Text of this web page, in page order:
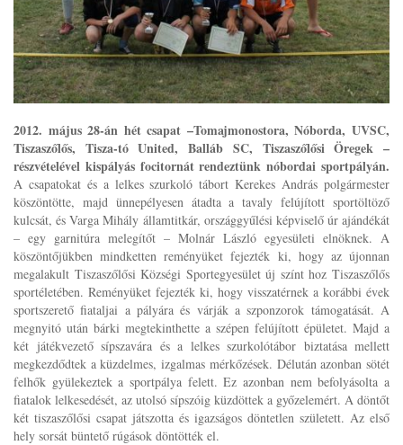
2012. május 28-án hét csapat –Tomajmonostora, Nóborda, UVSC,
Tiszaszőlős, Tisza-tó United, Balláb SC, Tiszaszőlősi Öregek –
részvételével kispályás focitornát rendeztünk nóbordai sportpályán.
A csapatokat és a lelkes szurkoló tábort Kerekes András polgármester
köszöntötte, majd ünnepélyesen átadta a tavaly felújított sportöltöző
kulcsát, és Varga Mihály államtitkár, országgyűlési képviselő úr ajándékát
– egy garnitúra melegítőt – Molnár László egyesületi elnöknek. A
köszöntőjükben mindketten reményüket fejezték ki, hogy az újonnan
megalakult Tiszaszőlősi Községi Sportegyesület új színt hoz Tiszaszőlős
sportéletében. Reményüket fejezték ki, hogy visszatérnek a korábbi évek
sportszerető fiataljai a pályára és várják a szponzorok támogatását. A
megnyitó után bárki megtekinthette a szépen felújított épületet. Majd a
két játékvezető sípszavára és a lelkes szurkolótábor biztatása mellett
megkezdődtek a küzdelmes, izgalmas mérkőzések. Délután azonban sötét
felhők gyülekeztek a sportpálya felett. Ez azonban nem befolyásolta a
fiatalok lelkesedését, az utolsó sípszóig küzdöttek a győzelemért. A döntőt
két tiszaszőlősi csapat játszotta és igazságos döntetlen született. Az első
hely sorsát büntető rúgások döntötték el.